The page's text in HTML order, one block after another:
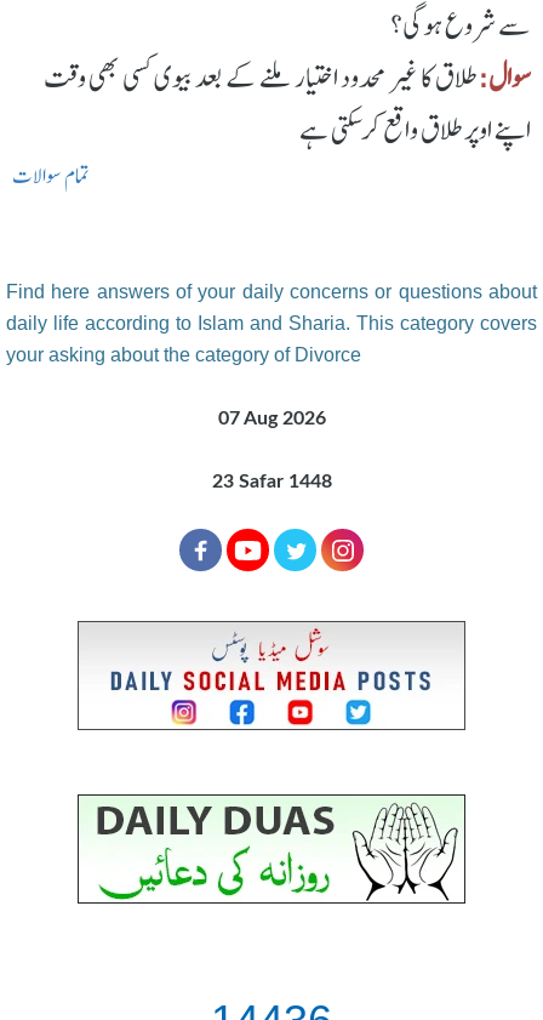
سے شروع ہوگی؟
سوال:طلاق کا غیر محدود اختیار ملنے کے بعد بیوی کسی بھی وقت
اپنے اوپر طلاق واقع کرسکتی ہے
تمام سوالات
Find here answers of your daily concerns or questions about
daily life according to Islam and Sharia. This category covers
your asking about the category of Divorce
07 Aug 2026
23 Safar 1448